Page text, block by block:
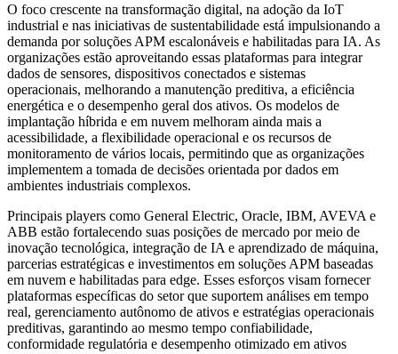
O foco crescente na transformação digital, na adoção da IoT
industrial e nas iniciativas de sustentabilidade está impulsionando a
demanda por soluções APM escalonáveis ​​e habilitadas para IA. As
organizações estão aproveitando essas plataformas para integrar
dados de sensores, dispositivos conectados e sistemas
operacionais, melhorando a manutenção preditiva, a eficiência
energética e o desempenho geral dos ativos. Os modelos de
implantação híbrida e em nuvem melhoram ainda mais a
acessibilidade, a flexibilidade operacional e os recursos de
monitoramento de vários locais, permitindo que as organizações
implementem a tomada de decisões orientada por dados em
ambientes industriais complexos.
Principais players como General Electric, Oracle, IBM, AVEVA e
ABB estão fortalecendo suas posições de mercado por meio de
inovação tecnológica, integração de IA e aprendizado de máquina,
parcerias estratégicas e investimentos em soluções APM baseadas
em nuvem e habilitadas para edge. Esses esforços visam fornecer
plataformas específicas do setor que suportem análises em tempo
real, gerenciamento autônomo de ativos e estratégias operacionais
preditivas, garantindo ao mesmo tempo confiabilidade,
conformidade regulatória e desempenho otimizado em ativos